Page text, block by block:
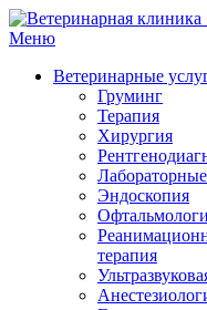
Меню
Ветеринарные
Груминг
Терапия
Хирургия
Эндоскопия
терапия